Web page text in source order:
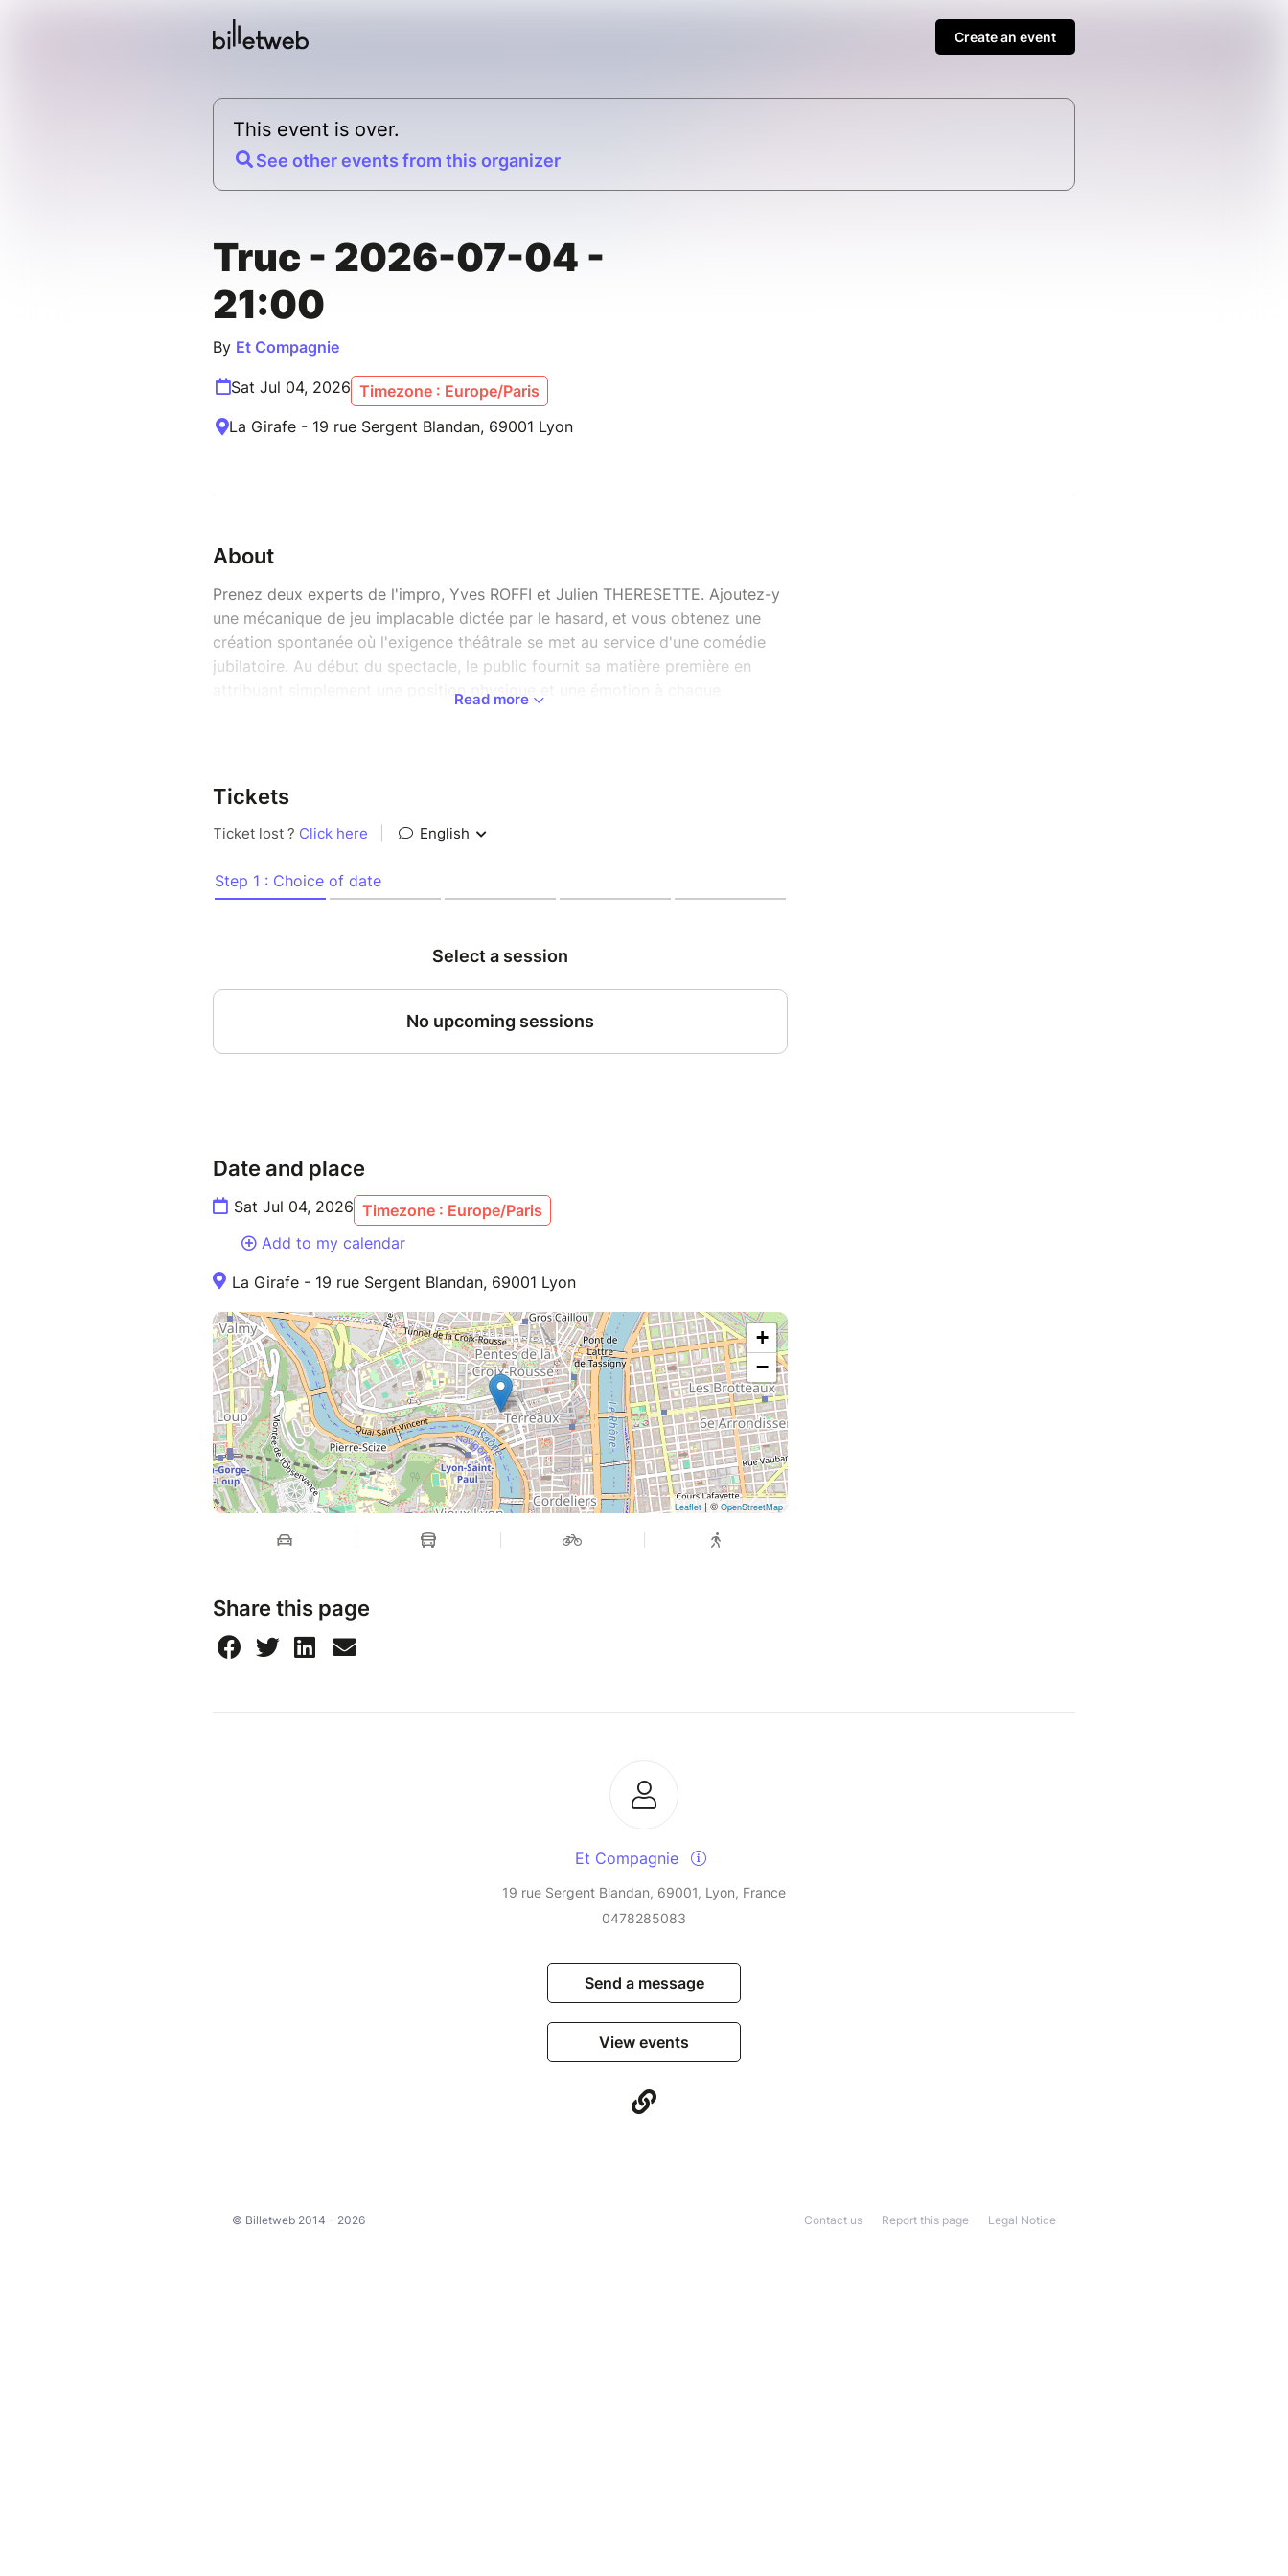
Create an event
This event is over.
See other events from this organizer
Truc - 2026-07-04 -
21:00
By Et Compagnie
Sat Jul 04, 2026 Timezone : Europe/Paris
La Girafe - 19 rue Sergent Blandan, 69001 Lyon
About
Prenez deux experts de l'impro, Yves ROFFI et Julien THERESETTE. Ajoutez-y
une mécanique de jeu implacable dictée par le hasard, et vous obtenez une
création spontanée où l'exigence théâtrale se met au service d'une comédie
jubilatoire. Au début du spectacle, le public fournit sa matière première en
attribuant simplement une position physique et une émotion à chaque
ou les deux cumulées). Le chronomètre : La durée de chaque scène est
aléatoirement fixée entre 1 et 4 minutes. Le temps est compté ! L'ultime défi :
Malgré ce chaos chronométré imposé par le tirage au sort, Yves et Julien
pour construire une seule et grande histoire continue. Loin de subir la
contrainte, ces deux as de la scène s'en amusent pour tisser une intrigue aux
logique implacable et hilarante. Ce casse-tête devient entre leurs mains un
règles à leur volonté et déclenchent des vagues de rires à chaque nouvelle
Read more
Tickets
Date and place
Sat Jul 04, 2026 Timezone : Europe/Paris
Add to my calendar
La Girafe - 19 rue Sergent Blandan, 69001 Lyon
+
−
Leaflet | ©OpenStreetMap
Share this page
Et Compagnie
19 rue Sergent Blandan, 69001, Lyon, France
0478285083
Send a message
View events
© Billetweb 2014 - 2026 Legal Notice
Report this page
Contact us